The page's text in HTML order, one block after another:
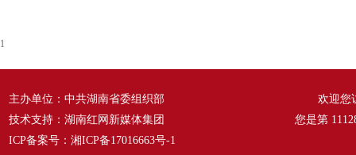
1
主办单位：中共湖南省委组织部
技术支持：湖南红网新媒体集团
ICP备案号： 湘ICP备17016663号-1
欢迎您
您是第